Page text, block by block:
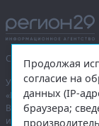
Сетевое издание
Учредитель —
«Правда Севера».
Выписка из реестра
информации:ЭЛ №
Продолжая
согласие на
данных (IP-
браузера;